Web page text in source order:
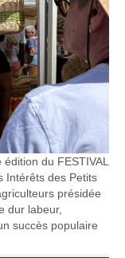
édition du FESTIVAL
Intérêts des Petits
présidée
dur labeur,
succès populaire